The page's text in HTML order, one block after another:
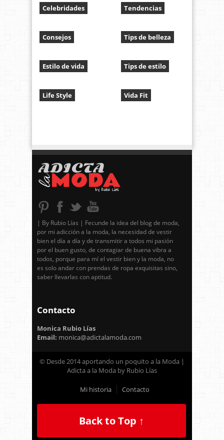
Celebridades
Consejos
Estilo de vida
Life Style
Tendencias
Tips de belleza
Tips de estilo
Vida Fit
| By Rubio Lías | Fecunde la idea del blog de moda,
por mi adicción a la moda, la necesidad de vestir
bien el día a día y de transmitir a todos mi pasión
por el buen gusto, de contagiar de buena vibra a
todos, porque para mí el vestir bien y la moda, no
es solo andar con prendas de ropa exquisitas sino,
saber llevarlas con aptitud.
Contacto
Monica Rubio Lías
Email: monica@adictalamoda.com
© Desde 2014 aportando un poquito a la Moda |
Adicta a la Moda by Rubio Lías
Mi historia Contacto
Back to Top ↑